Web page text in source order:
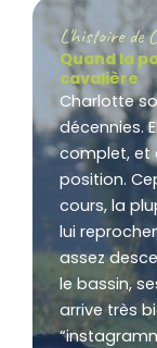
L'histoire de
Quand la
cavalière
Charlotte
décennies.
complet, et
position.
cours, la
lui
assez
le bassin,
arrive très